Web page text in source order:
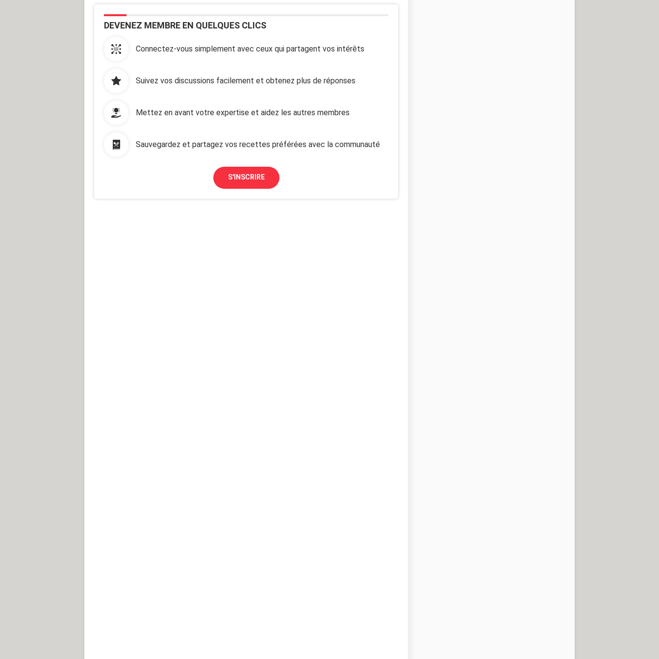
DEVENEZ MEMBRE EN QUELQUES CLICS
Connectez-vous simplement avec ceux qui partagent vos intérêts
Suivez vos discussions facilement et obtenez plus de réponses
Mettez en avant votre expertise et aidez les autres membres
Sauvegardez et partagez vos recettes préférées avec la communauté
S'INSCRIRE